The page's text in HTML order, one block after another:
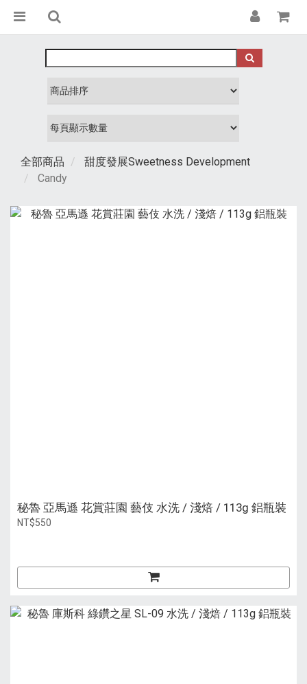
全部商品
甜度發展Sweetness Development
Candy
秘魯 亞馬遜 花賞莊園 藝伎 水洗 / 淺焙 / 113g 鋁瓶裝
NT$550